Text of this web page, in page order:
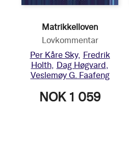
Matrikkelloven
Lovkommentar
Per Kåre Sky Fredrik
Holth Dag Høgvard
Veslemøy G. Faafeng
NOK 1 059